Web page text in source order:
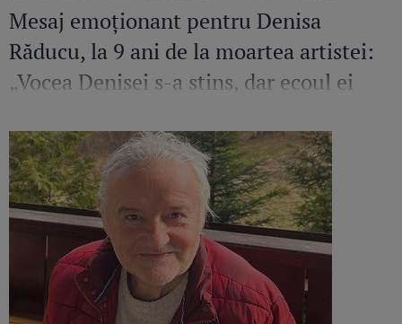
Mesaj emoționant pentru Denisa
Răducu, la 9 ani de la moartea artistei:
„Vocea Denisei s-a stins, dar ecoul ei